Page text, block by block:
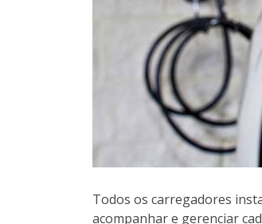
Todos os carregadores
acompanhar e gerenciar